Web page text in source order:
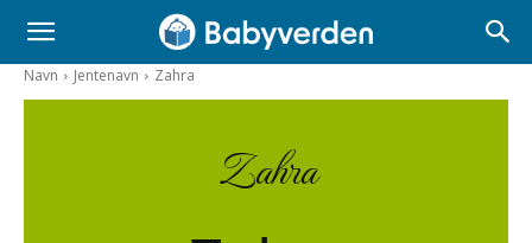
Navn Jentenavn Zahra
Zahra